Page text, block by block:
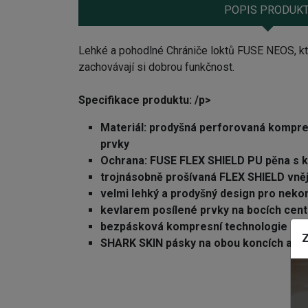
POPIS
Lehké a pohodlné Chrániče loktů FUSE
zachovávají si dobrou funkčnost.
Specifikace produktu: /p>
Materiál: prodyšná perforovaná
prvky
Ochrana: FUSE FLEX SHIELD PU
trojnásobně prošívaná FLEX SHIELD
velmi lehký a prodyšný design pro
kevlarem posílené prvky na bocích
bezpásková kompresní technologie
SHARK SKIN pásky na obou koncích a